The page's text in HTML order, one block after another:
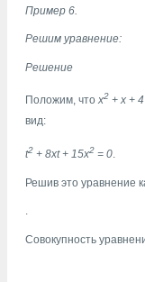
Пример 6.
Решим уравнение:
Решение
Положим, чтоx2 + х +
вид:
t2 + 8xt + 15x2 = 0.
Решив это уравнение
.
Совокупность